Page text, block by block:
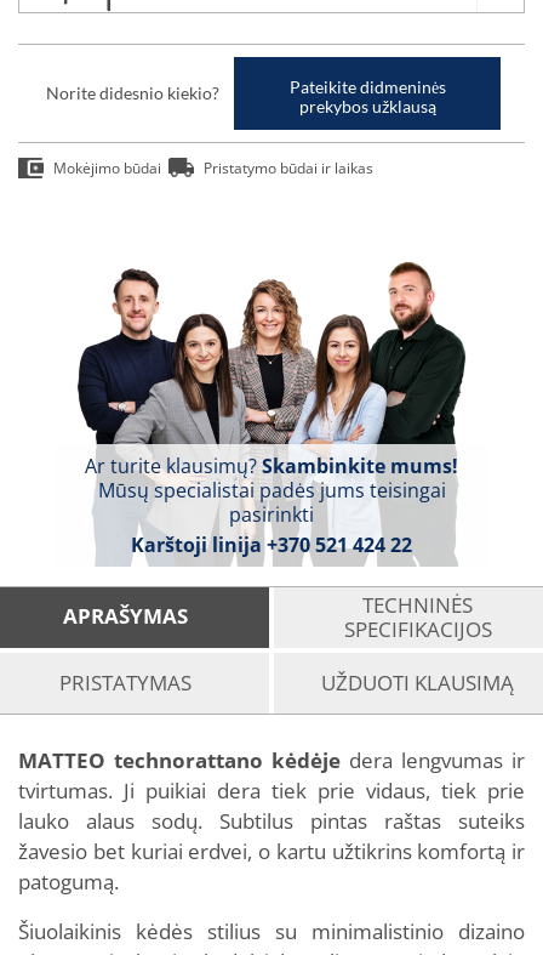
Norite didesnio kiekio?
Pateikite didmeninės
prekybos užklausą
Mokėjimo būdai Pristatymo būdai ir laikas
Ar turite klausimų?Skambinkite mums!
Mūsų specialistai padės jums teisingai
pasirinkti
Karštoji linija +370 521 424 22
APRAŠYMAS
TECHNINĖS
SPECIFIKACIJOS
PRISTATYMAS
UŽDUOTI KLAUSIMĄ
MATTEO technorattano kėdėje dera lengvumas ir
tvirtumas. Ji puikiai dera tiek prie vidaus, tiek prie
lauko alaus sodų. Subtilus pintas raštas suteiks
žavesio bet kuriai erdvei, o kartu užtikrins komfortą ir
patogumą.
Šiuolaikinis kėdės stilius su minimalistinio dizaino